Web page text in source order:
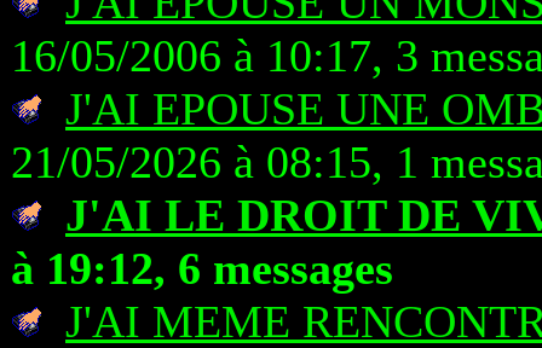
16/05/2006 à 10:17, 3
J'AI EPOUSE UNE
21/05/2026 à 08:15, 1
J'AI LE DROIT DE
à 19:12, 6 messages
J'AI MEME